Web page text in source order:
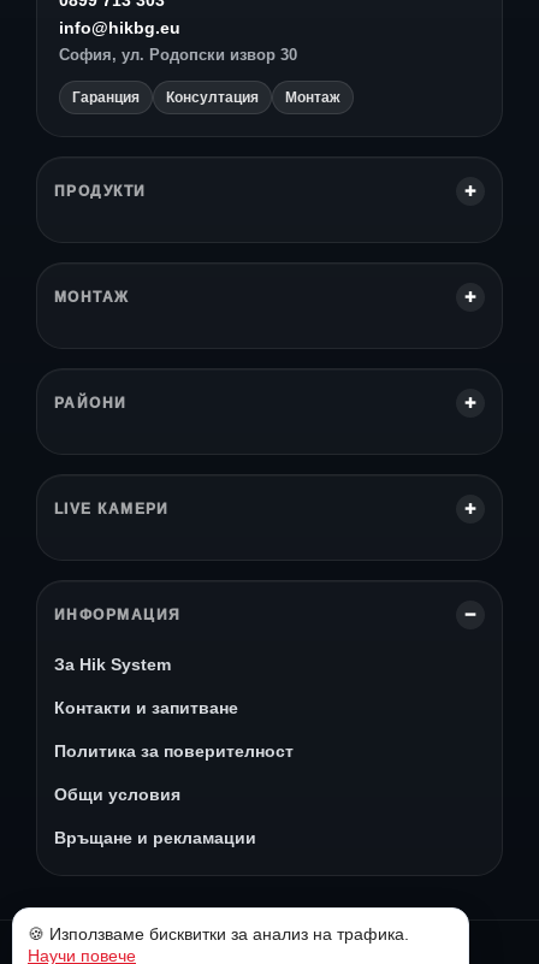
info@hikbg.eu
София, ул. Родопски извор 30
Гаранция Консултация Монтаж
ПРОДУКТИ
МОНТАЖ
РАЙОНИ
LIVE КАМЕРИ
ИНФОРМАЦИЯ
За Hik System
Контакти и запитване
Политика за поверителност
Общи условия
Връщане и рекламации
🍪 Използваме бисквитки за анализ на трафика.
Научи повече